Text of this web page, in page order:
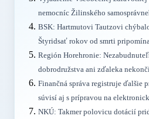
nemocníc Žilinského
BSK: Hartmutovi Tautzovi
Štyridsať rokov od smrti
Región Horehronie:
dobrodružstva ani zďaleka
Finančná správa registruje ďalšie
súvisí aj s prípravou na
NKÚ: Takmer polovicu dotácií